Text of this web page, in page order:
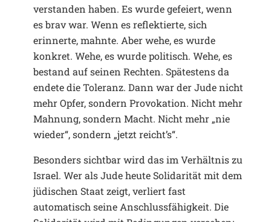
verstanden haben. Es wurde gefeiert, wenn
es brav war. Wenn es reflektierte, sich
erinnerte, mahnte. Aber wehe, es wurde
konkret. Wehe, es wurde politisch. Wehe, es
bestand auf seinen Rechten. Spätestens da
endete die Toleranz. Dann war der Jude nicht
mehr Opfer, sondern Provokation. Nicht mehr
Mahnung, sondern Macht. Nicht mehr „nie
wieder“, sondern „jetzt reicht’s“.
Besonders sichtbar wird das im Verhältnis zu
Israel. Wer als Jude heute Solidarität mit dem
jüdischen Staat zeigt, verliert fast
automatisch seine Anschlussfähigkeit. Die